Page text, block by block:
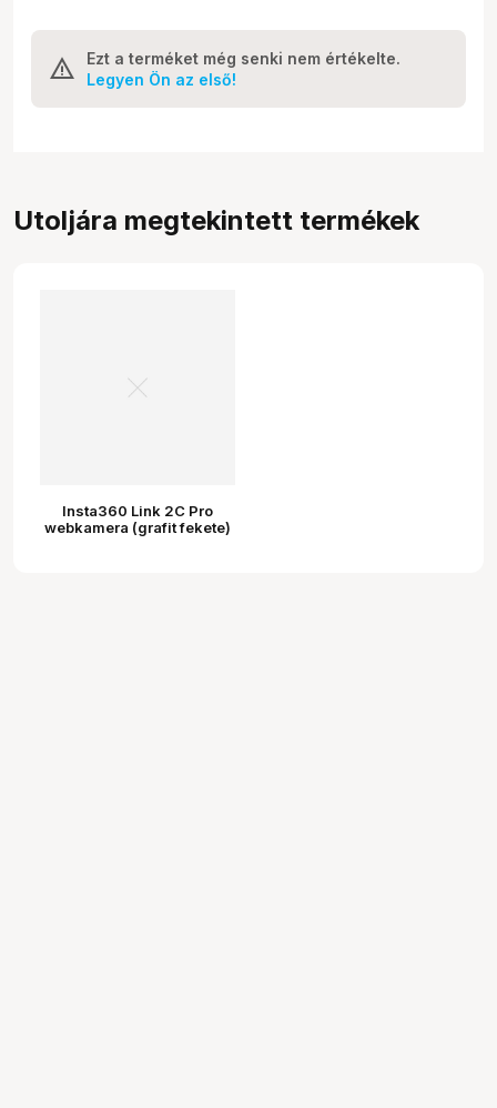
Ezt a terméket még senki nem értékelte.
Legyen Ön az első!
Utoljára megtekintett termékek
Insta360 Link 2C Pro
webkamera (grafit fekete)